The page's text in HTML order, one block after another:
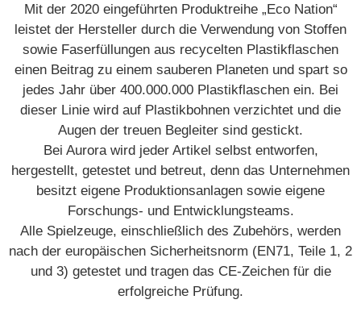
Mit der 2020 eingeführten Produktreihe „Eco Nation“
leistet der Hersteller durch die Verwendung von Stoffen
sowie Faserfüllungen aus recycelten Plastikflaschen
einen Beitrag zu einem sauberen Planeten und spart so
jedes Jahr über 400.000.000 Plastikflaschen ein. Bei
dieser Linie wird auf Plastikbohnen verzichtet und die
Augen der treuen Begleiter sind gestickt.
Bei Aurora wird jeder Artikel selbst entworfen,
hergestellt, getestet und betreut, denn das Unternehmen
besitzt eigene Produktionsanlagen sowie eigene
Forschungs- und Entwicklungsteams.
Alle Spielzeuge, einschließlich des Zubehörs, werden
nach der europäischen Sicherheitsnorm (EN71, Teile 1, 2
und 3) getestet und tragen das CE-Zeichen für die
erfolgreiche Prüfung.